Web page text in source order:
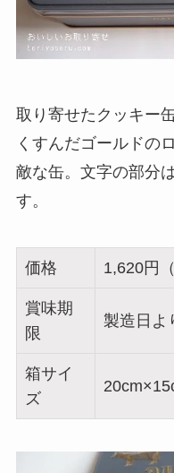
取り寄せたクッキー
くすんだゴールドの
敵な缶。文字の部分
す。
価格 1,620円
賞味期
限
製造日よ
箱サイ
ズ